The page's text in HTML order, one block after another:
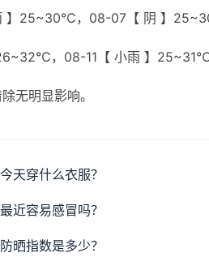
】25~30℃，08-07【 阴 】
，08-11【 小雨 】25~31℃
无明显影响。
天穿什么衣服？
近容易感冒吗？
晒指数是多少？